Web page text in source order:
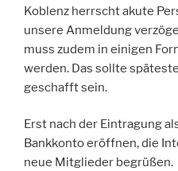
Koblenz herrscht akute
unsere Anmeldung
muss zudem in einigen
werden. Das sollte
geschafft sein.
Erst nach der Eintragung
Bankkonto eröffnen, die
neue Mitglieder begrüßen.